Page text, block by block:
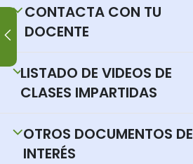
CONTACTA CON TU
DOCENTE
LISTADO DE VIDEOS DE
CLASES IMPARTIDAS
OTROS DOCUMENTOS DE
INTERÉS